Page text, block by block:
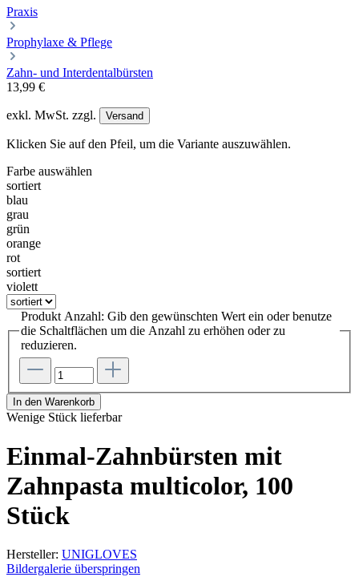
Praxis
Prophylaxe & Pflege
Zahn- und Interdentalbürsten
13,99 €
exkl. MwSt. zzgl. Versand
Klicken Sie auf den Pfeil, um die Variante auszuwählen.
Farbe auswählen
sortiert
blau
grau
grün
orange
rot
sortiert
violett
Produkt Anzahl: Gib den gewünschten Wert ein oder benutze
die Schaltflächen um die Anzahl zu erhöhen oder zu
reduzieren.
In den Warenkorb
Wenige Stück lieferbar
Einmal-Zahnbürsten mit
Zahnpasta multicolor, 100
Stück
Hersteller: UNIGLOVES
Bildergalerie überspringen